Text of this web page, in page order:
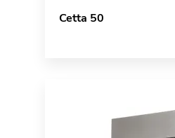
Cetta 50